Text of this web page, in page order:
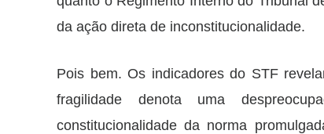
da ação direta de inconstitucionalidade.
Pois bem. Os indicadores do STF
fragilidade denota uma
constitucionalidade da norma